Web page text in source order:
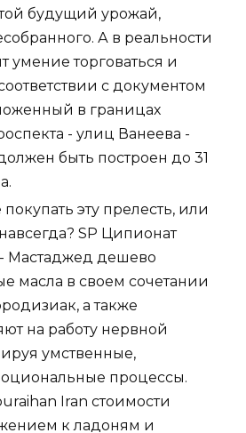
будущий урожай,
А в реальности
умение торговаться и
с документом
в границах
- улиц Ванеева -
быть построен до 31
эту прелесть, или
SP Ципионат
Мастаджед дешево
масла в своем сочетании
а также
на работу нервной
умственные,
процессы.
Iran стоимости
к ладоням и